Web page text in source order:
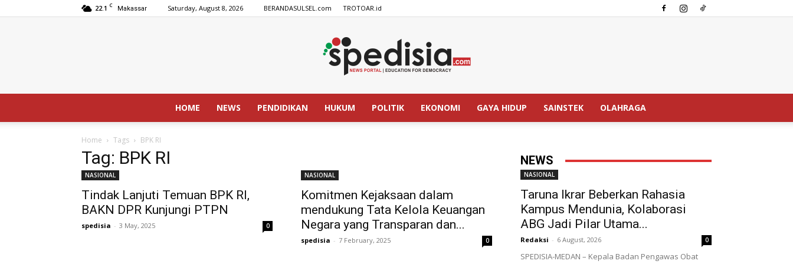
22.1 C Makassar Saturday, August 8, 2026 BERANDASULSEL.com TROTOAR.id
SPEDISIA.com
HOME NEWS PENDIDIKAN HUKUM POLITIK EKONOMI GAYA HIDUP SAINSTEK OLAHRAGA
Home Tags BPK RI
Tag: BPK RI
NASIONAL
Tindak Lanjuti Temuan BPK RI,
BAKN DPR Kunjungi PTPN
spedisia - 3 May, 2025 0
NASIONAL
Komitmen Kejaksaan dalam
mendukung Tata Kelola Keuangan
Negara yang Transparan dan...
spedisia - 7 February, 2025 0
NEWS
NASIONAL
Taruna Ikrar Beberkan Rahasia
Kampus Mendunia, Kolaborasi
ABG Jadi Pilar Utama...
Redaksi - 6 August, 2026 0
SPEDISIA-MEDAN – Kepala Badan Pengawas Obat